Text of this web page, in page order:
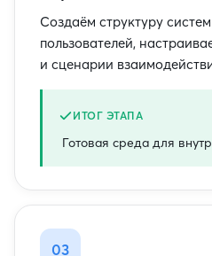
Создаём структуру
пользователей,
и сценарии
ИТОГ ЭТАПА
Готовая среда для
03